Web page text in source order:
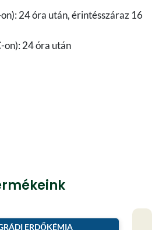
24 óra után, érintésszáraz 16
on): 24 óra után
ERDŐKÉMIA